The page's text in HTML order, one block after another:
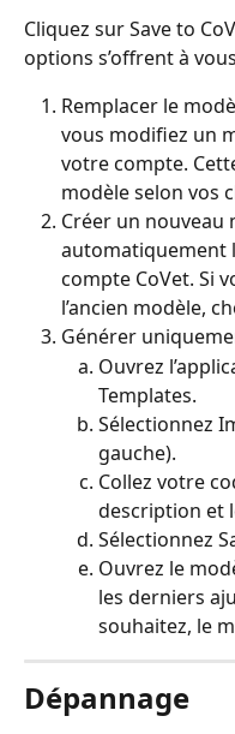
Cliquez sur Save to
options s’offrent à
Remplacer le
vous modifiez un
votre compte.
modèle selon vos
Créer un nouveau
automatiquement
compte CoVet. Si
l’ancien modèle,
Générer
Ouvrez
Templates.
Sélectionnez
gauche).
Collez votre
description et
Sélectionnez
Ouvrez le
les derniers
souhaitez, le
Dépannage